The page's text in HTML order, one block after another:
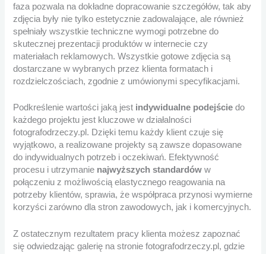
faza pozwala na dokładne dopracowanie szczegółów, tak aby
zdjęcia były nie tylko estetycznie zadowalające, ale również
spełniały wszystkie techniczne wymogi potrzebne do
skutecznej prezentacji produktów w internecie czy
materiałach reklamowych. Wszystkie gotowe zdjęcia są
dostarczane w wybranych przez klienta formatach i
rozdzielczościach, zgodnie z umówionymi specyfikacjami.
Podkreślenie wartości jaką jest indywidualne podejście do
każdego projektu jest kluczowe w działalności
fotografodrzeczy.pl. Dzięki temu każdy klient czuje się
wyjątkowo, a realizowane projekty są zawsze dopasowane
do indywidualnych potrzeb i oczekiwań. Efektywność
procesu i utrzymanie najwyższych standardów w
połączeniu z możliwością elastycznego reagowania na
potrzeby klientów, sprawia, że współpraca przynosi wymierne
korzyści zarówno dla stron zawodowych, jak i komercyjnych.
Z ostatecznym rezultatem pracy klienta możesz zapoznać
się odwiedzając galerię na stronie fotografodrzeczy.pl, gdzie